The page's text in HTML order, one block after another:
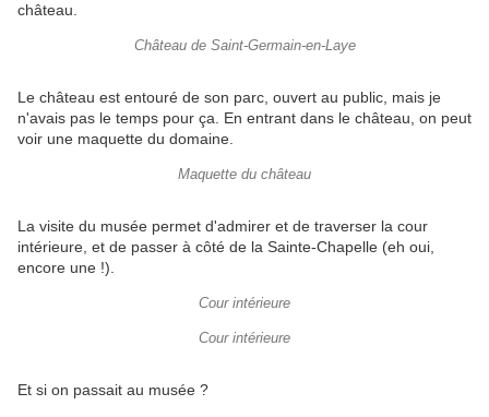
château.
Château de Saint-Germain-en-Laye
Le château est entouré de son parc, ouvert au public, mais je
n'avais pas le temps pour ça. En entrant dans le château, on peut
voir une maquette du domaine.
Maquette du château
La visite du musée permet d'admirer et de traverser la cour
intérieure, et de passer à côté de la Sainte-Chapelle (eh oui,
encore une !).
Cour intérieure
Cour intérieure
Et si on passait au musée ?